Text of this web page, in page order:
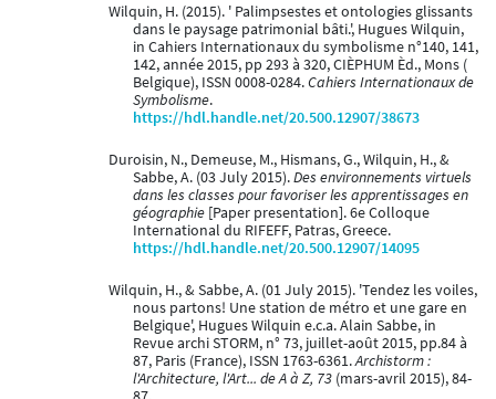
Wilquin, H. (2015). ' Palimpsestes et ontologies glissants
dans le paysage patrimonial bâti.', Hugues Wilquin,
in Cahiers Internationaux du symbolisme n°140, 141,
142, année 2015, pp 293 à 320, CIÈPHUM Èd., Mons (
Belgique), ISSN 0008-0284.Cahiers Internationaux de
Symbolisme.
https://hdl.handle.net/20.500.12907/38673
Duroisin, N., Demeuse, M., Hismans, G., Wilquin, H., &
Sabbe, A. (03 July 2015).Des environnements virtuels
dans les classes pour favoriser les apprentissages en
géographie [Paper presentation]. 6e Colloque
International du RIFEFF, Patras, Greece.
https://hdl.handle.net/20.500.12907/14095
Wilquin, H., & Sabbe, A. (01 July 2015). 'Tendez les voiles,
nous partons! Une station de métro et une gare en
Belgique', Hugues Wilquin e.c.a. Alain Sabbe, in
Revue archi STORM, n° 73, juillet-août 2015, pp.84 à
87, Paris (France), ISSN 1763-6361.Archistorm :
l'Architecture, l'Art... de A à Z, 73 (mars-avril 2015), 84-